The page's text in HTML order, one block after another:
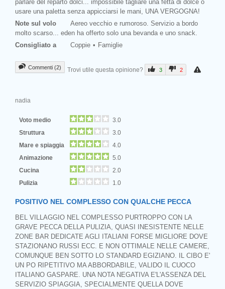
parlare del reparto dolci... impossibile tagliare una fetta di dolce o
usare una paletta senza appicciarsi le mani, UNA VERGOGNA!
Note sul volo
Aereo vecchio e rumoroso. Servizio a bordo
molto scarso... eden ha offerto solo una bevanda e uno snack.
Consigliato a
Coppie Famiglie
Commenti (2) Trovi utile questa opinione? 3 2
nadia
Voto medio
3.0
Struttura
3.0
Mare e spiaggia
4.0
Animazione
5.0
Cucina
2.0
Pulizia
1.0
POSITIVO NEL COMPLESSO CON QUALCHE PECCA
BEL VILLAGGIO NEL COMPLESSO PURTROPPO CON LA
GRAVE PECCA DELLA PULIZIA, QUASI INESISTENTE NELLE
ZONE BAR DEDICATE AGLI ITALIANI FORSE MIGLIORE DOVE
STAZIONANO RUSSI ECC. E NON OTTIMALE NELLE CAMERE,
COMUNQUE BEN SOTTO LO STANDARD EGIZIANO. IL CIBO E'
UN PO RIPETITIVO MA ABBORDABILE, VALIDO IL CUOCO
ITALIANO GASPARE. UNA NOTA NEGATIVA E'L'ASSENZA DEL
SERVIZIO SPIAGGIA, SPECIALMENTE QUELLA DOVE